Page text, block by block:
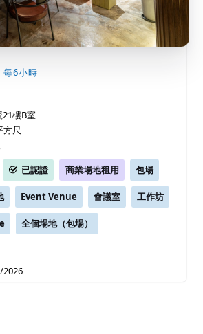
6小時
樓B室
方尺
已認證 商業場地租用 包場
Event Venue 會議室 工作坊
全個場地（包場）
2026